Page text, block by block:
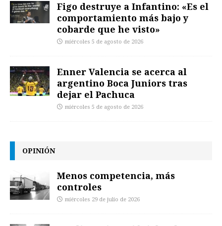
Figo destruye a Infantino: «Es el
comportamiento más bajo y
cobarde que he visto»
miércoles 5 de agosto de 2026
Enner Valencia se acerca al
argentino Boca Juniors tras
dejar el Pachuca
miércoles 5 de agosto de 2026
OPINIÓN
Menos competencia, más
controles
miércoles 29 de julio de 2026